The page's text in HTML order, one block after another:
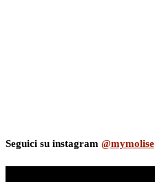
Seguici su instagram @mymolise